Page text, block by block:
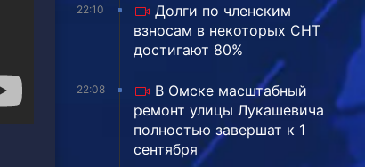
22:10
Долги по членским
взносам в некоторых СНТ
достигают 80%
22:08
В Омске масштабный
ремонт улицы Лукашевича
полностью завершат к 1
сентября